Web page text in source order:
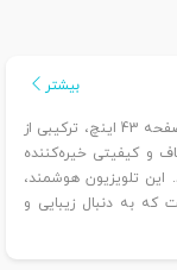
بیشتر
تلویزیون ال‌ای‌دی هوشمند آوکس مدل AT4321FS با صفحه 43 اینچ، ترکیبی از
و کیفیتی خیره‌کننده
تلویزیون هوشمند،
که به دنبال زیبایی و